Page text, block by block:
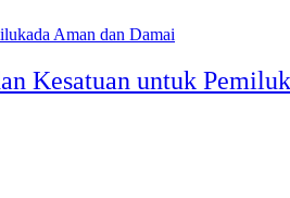
Kesatuan untuk